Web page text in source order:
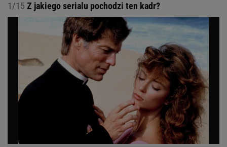
1/15 Z jakiego serialu pochodzi ten kadr?